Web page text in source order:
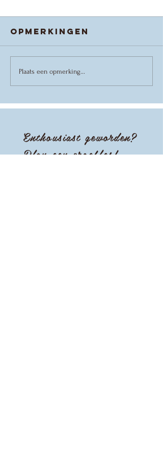
Danskamp
2026
Opmerkingen
Plaats een opmerking...
Enthousiast geworden?
Plan een proefles!